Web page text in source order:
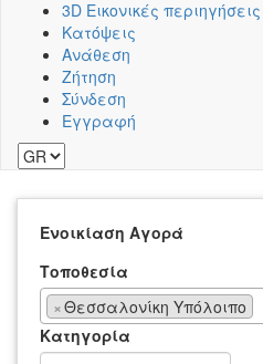
3D Εικονικές περιηγήσεις
Κατόψεις
Ανάθεση
Ζήτηση
Σύνδεση
Εγγραφή
Ενοικίαση Αγορά
Τοποθεσία
×Θεσσαλονίκη Υπόλοιπο
Κατηγορία